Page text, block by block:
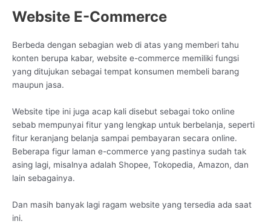
Website E-Commerce
Berbeda dengan sebagian web di atas yang memberi tahu
konten berupa kabar, website e-commerce memiliki fungsi
yang ditujukan sebagai tempat konsumen membeli barang
maupun jasa.
Website tipe ini juga acap kali disebut sebagai toko online
sebab mempunyai fitur yang lengkap untuk berbelanja, seperti
fitur keranjang belanja sampai pembayaran secara online.
Beberapa figur laman e-commerce yang pastinya sudah tak
asing lagi, misalnya adalah Shopee, Tokopedia, Amazon, dan
lain sebagainya.
Dan masih banyak lagi ragam website yang tersedia ada saat
ini.